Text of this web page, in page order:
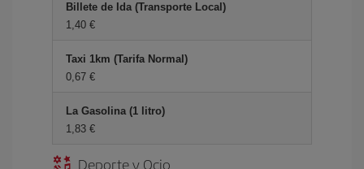
Billete de Ida (Transporte Local)
1,40 €
Taxi 1km (Tarifa Normal)
0,67 €
La Gasolina (1 litro)
1,83 €
Deporte y Ocio